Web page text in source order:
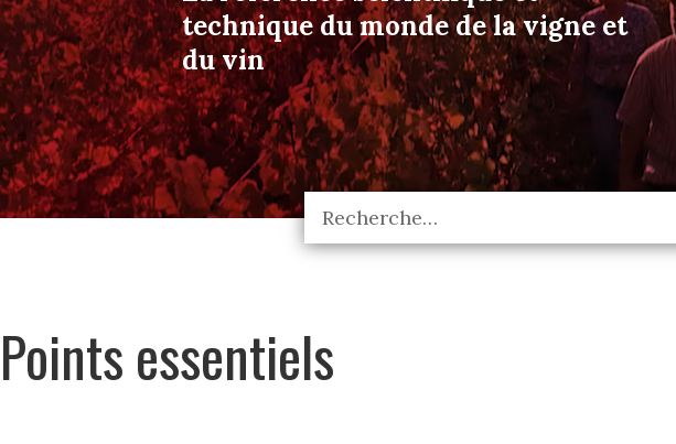
technique du monde de la vigne et
du vin
Points essentiels